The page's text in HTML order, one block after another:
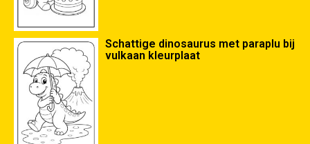
Schattige dinosaurus met paraplu bij
vulkaan kleurplaat